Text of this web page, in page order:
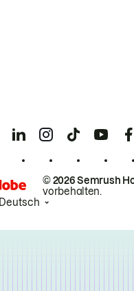
© 2026 Semrush
vorbehalten.
Deutsch